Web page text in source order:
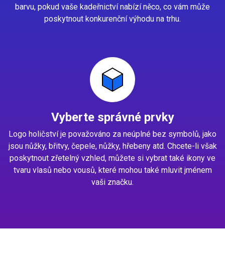
barvu, pokud vaše kadeřnictví nabízí něco, co vám může
poskytnout konkurenční výhodu na trhu.
Vyberte správné prvky
Logo holičství je považováno za neúplné bez symbolů, jako
jsou nůžky, břitvy, čepele, nůžky, hřebeny atd. Chcete-li však
poskytnout zřetelný vzhled, můžete si vybrat také ikony ve
tvaru vlasů nebo vousů, které mohou také mluvit jménem
vaši značku.